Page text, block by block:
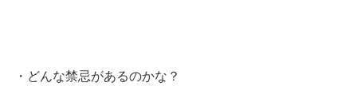
・どんな禁忌があるのかな？